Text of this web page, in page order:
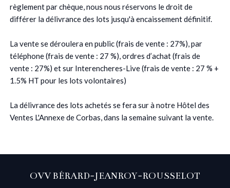
règlement par chèque, nous nous réservons le droit de
différer la délivrance des lots jusqu'à encaissement définitif.
La vente se déroulera en public (frais de vente : 27%), par
téléphone (frais de vente : 27 %), ordres d’achat (frais de
vente : 27%) et sur Interencheres-Live (frais de vente : 27 % +
1.5% HT pour les lots volontaires)
La délivrance des lots achetés se fera sur à notre Hôtel des
Ventes L'Annexe de Corbas, dans la semaine suivant la vente.
OVV BÉRARD-JEANROY-ROUSSELOT